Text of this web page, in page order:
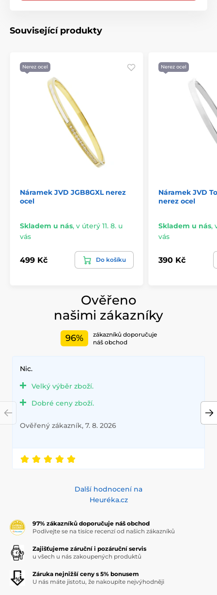
Související produkty
Nerez ocel
Náramek JVD JGB8GXL nerez
ocel
Skladem u nás, v úterý 11. 8. u
vás
499 Kč Do košíku
Nerez ocel
Náramek JVD
nerez ocel
Skladem u nás,
vás
390 Kč
Ověřeno
našimi zákazníky
96%
zákazníků doporučuje
náš obchod
Nic.
Velký výběr zboží.
Dobré ceny zboží.
Ověřený zákazník, 7. 8. 2026
Další hodnocení na
Heuréka.cz
97% zákazníků doporučuje náš obchod
Podívejte se na tisíce recenzí od našich zákazníků
Zajišťujeme záruční i pozáruční servis
u všech u nás zakoupených produktů
Záruka nejnižší ceny s 5% bonusem
U nás máte jistotu, že nakoupíte nejvýhodněji